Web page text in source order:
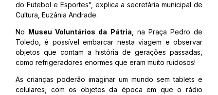
do Futebol e Esportes”, explica a secretária municipal de
Cultura, Euzânia Andrade.
No Museu Voluntários da Pátria , na Praça Pedro de
Toledo, é possível embarcar nesta viagem e observar
objetos que contam a história de gerações passadas,
como refrigeradores enormes que eram muito ruidosos!
As crianças poderão imaginar um mundo sem tablets e
celulares, com os objetos da época em que o rádio